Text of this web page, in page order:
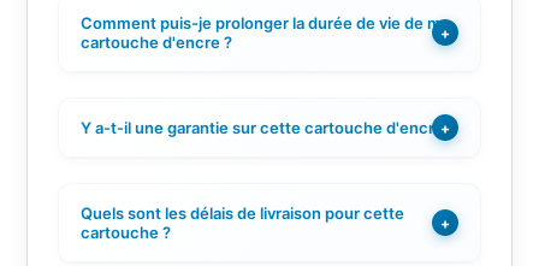
Comment puis-je prolonger la durée de vie de ma
cartouche d'encre ?
+
Y a-t-il une garantie sur cette cartouche d'encre ?
+
Quels sont les délais de livraison pour cette
cartouche ?
+